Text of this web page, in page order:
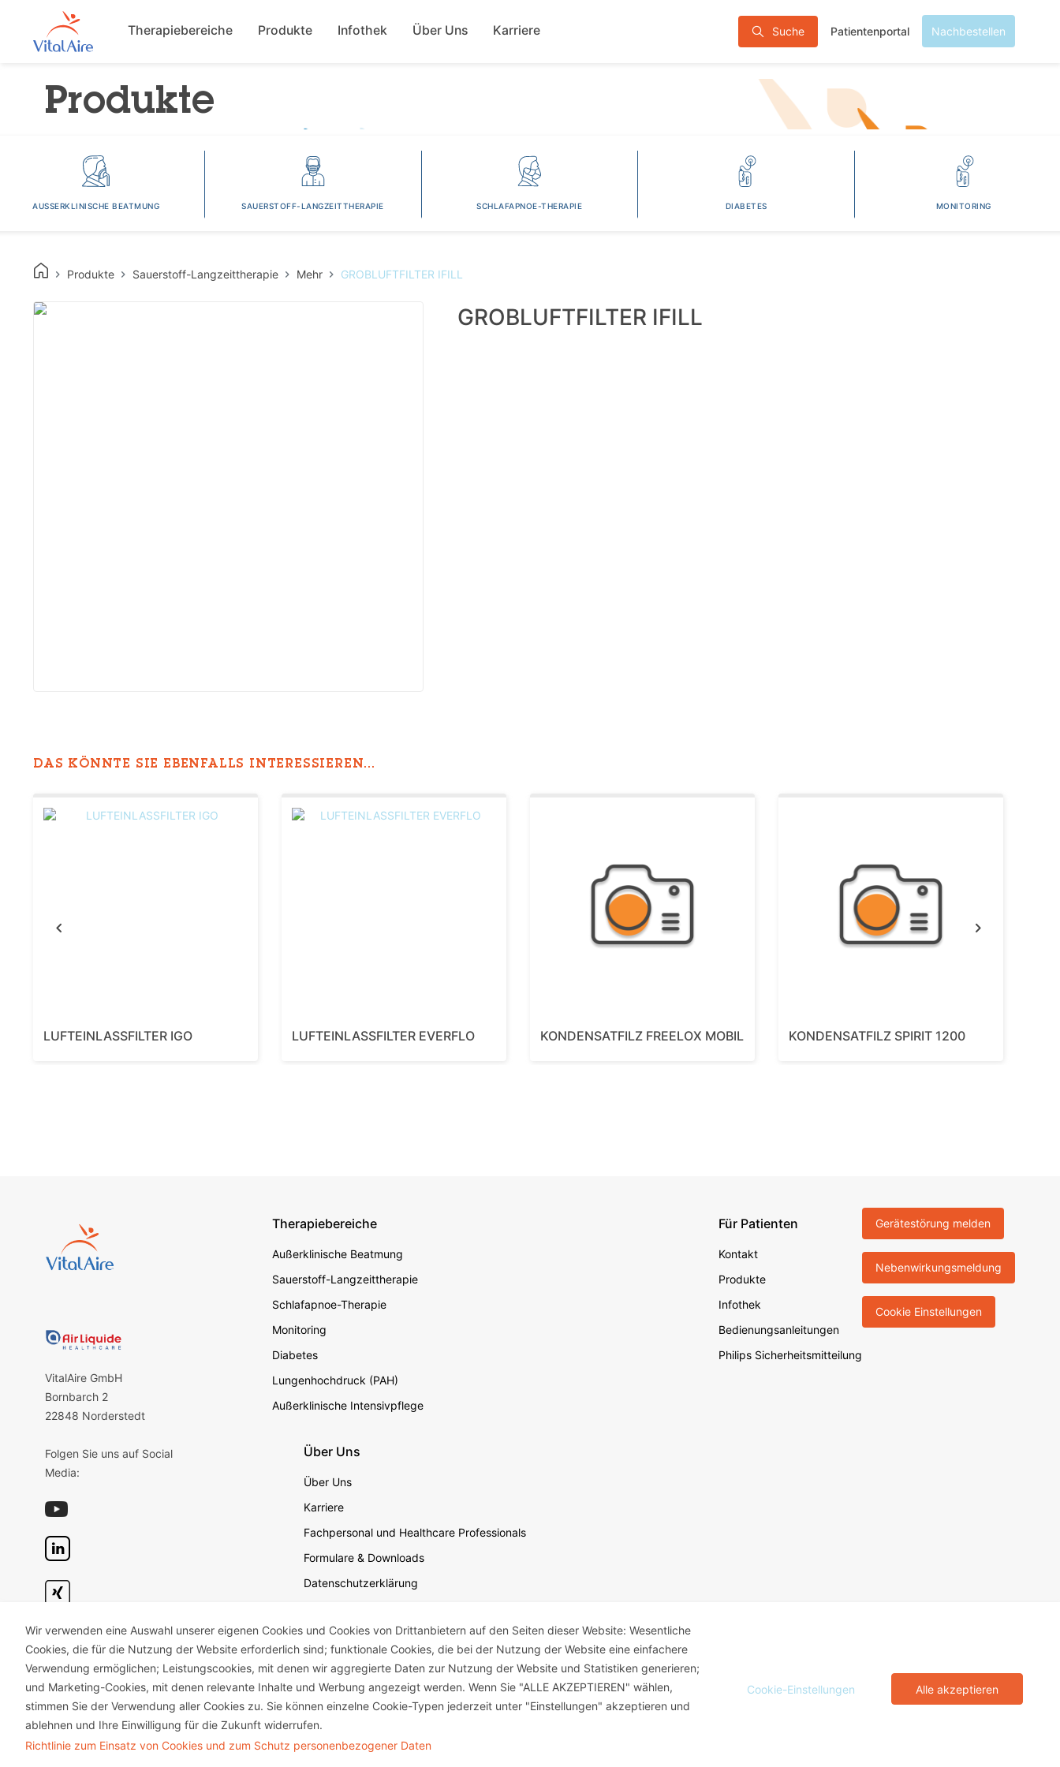
zum
Suche Patientenportal Nachbestellen
Main navigation
Therapiebereiche Produkte Infothek Über Uns Karriere
Produkte
AUSSERKLINISCHE BEATMUNG SAUERSTOFF-LANGZEITTHERAPIE SCHLAFAPNOE-THERAPIE DIABETES MONITORING
Produkte Sauerstoff-Langzeittherapie Mehr GROBLUFTFILTER IFILL
GROBLUFTFILTER IFILL
DAS KÖNNTE SIE EBENFALLS INTERESSIEREN...
LUFTEINLASSFILTER IGO LUFTEINLASSFILTER EVERFLO KONDENSATFILZ FREELOX MOBIL KONDENSATFILZ SPIRIT 1200
VitalAire GmbH
Bornbarch 2
22848 Norderstedt
Folgen Sie uns auf Social
Media:
Footer secondary
Therapiebereiche
Außerklinische Beatmung
Sauerstoff-Langzeittherapie
Schlafapnoe-Therapie
Monitoring
Diabetes
Lungenhochdruck (PAH)
Außerklinische Intensivpflege
Für Patienten
Kontakt
Produkte
Infothek
Bedienungsanleitungen
Philips Sicherheitsmitteilung
Über Uns
Über Uns
Karriere
Fachpersonal und Healthcare Professionals
Formulare & Downloads
Datenschutzerklärung
Geschäftsbedingungen für die Website-Nutzung
Impressum
Unternehmensverantwortung
Gerätestörung melden
Nebenwirkungsmeldung
Cookie Einstellungen
Wir verwenden eine Auswahl unserer eigenen Cookies und Cookies von Drittanbietern auf den Seiten dieser Website: Wesentliche
Cookies, die für die Nutzung der Website erforderlich sind; funktionale Cookies, die bei der Nutzung der Website eine einfachere
Verwendung ermöglichen; Leistungscookies, mit denen wir aggregierte Daten zur Nutzung der Website und Statistiken generieren;
und Marketing-Cookies, mit denen relevante Inhalte und Werbung angezeigt werden. Wenn Sie "ALLE AKZEPTIEREN" wählen,
stimmen Sie der Verwendung aller Cookies zu. Sie können einzelne Cookie-Typen jederzeit unter "Einstellungen" akzeptieren und
ablehnen und Ihre Einwilligung für die Zukunft widerrufen.
Richtlinie zum Einsatz von Cookies und zum Schutz personenbezogener Daten
Cookie-Einstellungen Alle akzeptieren